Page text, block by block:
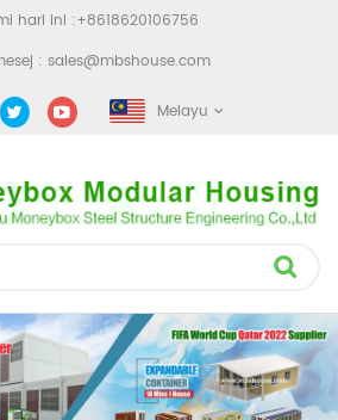
hari ini :+8618620106756
: sales@mbshouse.com
Melayu